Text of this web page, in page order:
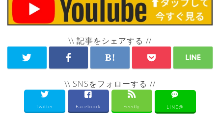
\\ 記事をシェアする //
\\ SNSをフォローする //
Twitter Facebook Feedly LINE@